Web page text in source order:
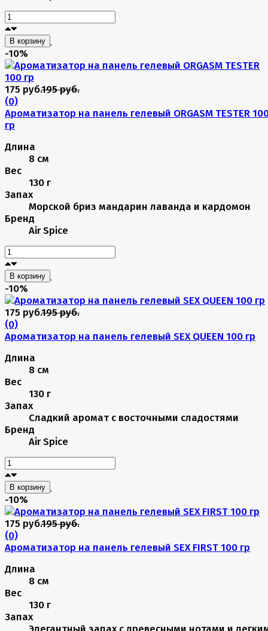
В корзину
-10%
175 руб.195 руб.
(0)
Ароматизатор на панель гелевый ORGASM TESTER
гр
Длина
8 см
Вес
130 г
Запах
Морской бриз мандарин лаванда и кардомон
Бренд
Air Spice
В корзину
-10%
175 руб.195 руб.
(0)
Ароматизатор на панель гелевый SEX QUEEN 100 гр
Длина
8 см
Вес
130 г
Запах
Сладкий аромат с восточными сладостями
Бренд
Air Spice
В корзину
-10%
175 руб.195 руб.
(0)
Ароматизатор на панель гелевый SEX FIRST 100 гр
Длина
8 см
Вес
130 г
Запах
Элегантный запах с древесными нотами и